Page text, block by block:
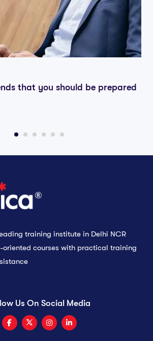
that you should be prepared
training institute in Delhi NCR
courses with practical training
Us On Social Media